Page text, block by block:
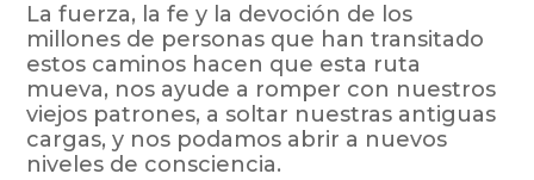
La fuerza, la fe y la devoción de los
millones de personas que han transitado
estos caminos hacen que esta ruta
mueva, nos ayude a romper con nuestros
viejos patrones, a soltar nuestras antiguas
cargas, y nos podamos abrir a nuevos
niveles de consciencia.